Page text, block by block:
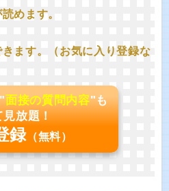
めます。
きます。（お気に入り登録な
面接の質問内容"も
見放題！
録 （無料）